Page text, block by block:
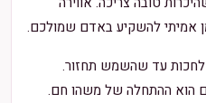
אמיתי להשקיע באדם שמולכם.
עד שהשמש תחזור.
הוא ההתחלה של משהו חם.